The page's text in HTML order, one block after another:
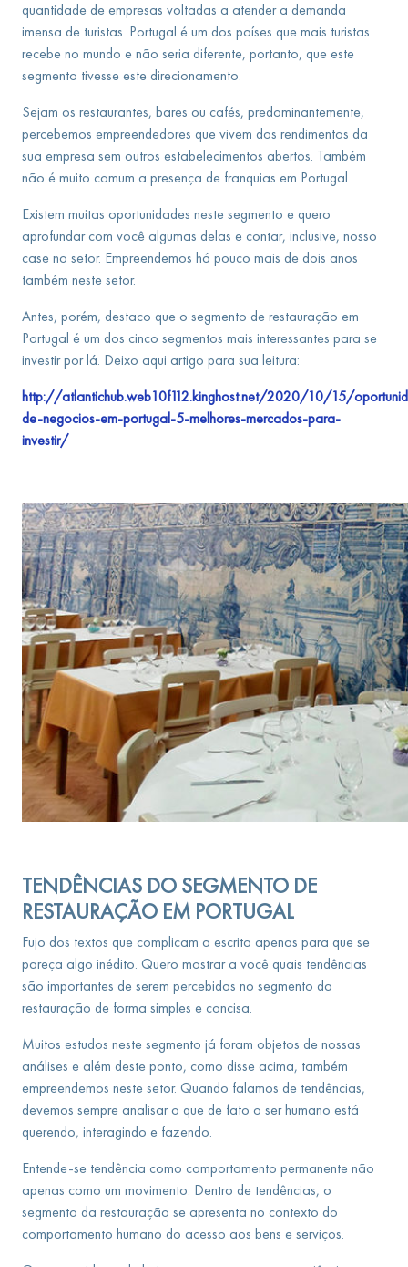
quantidade de empresas voltadas a atender a demanda
imensa de turistas. Portugal é um dos países que mais turistas
recebe no mundo e não seria diferente, portanto, que este
segmento tivesse este direcionamento.
Sejam os restaurantes, bares ou cafés, predominantemente,
percebemos empreendedores que vivem dos rendimentos da
sua empresa sem outros estabelecimentos abertos. Também
não é muito comum a presença de franquias em Portugal.
Existem muitas oportunidades neste segmento e quero
aprofundar com você algumas delas e contar, inclusive, nosso
case no setor. Empreendemos há pouco mais de dois anos
também neste setor.
Antes, porém, destaco que o segmento de restauração em
Portugal é um dos cinco segmentos mais interessantes para se
investir por lá. Deixo aqui artigo para sua leitura:
http://atlantichub.web10f112.kinghost.net/2020/10/15/
de-negocios-em-portugal-5-melhores-mercados-para-
investir/
TENDÊNCIAS DO SEGMENTO DE
RESTAURAÇÃO EM PORTUGAL
Fujo dos textos que complicam a escrita apenas para que se
pareça algo inédito. Quero mostrar a você quais tendências
são importantes de serem percebidas no segmento da
restauração de forma simples e concisa.
Muitos estudos neste segmento já foram objetos de nossas
análises e além deste ponto, como disse acima, também
empreendemos neste setor. Quando falamos de tendências,
devemos sempre analisar o que de fato o ser humano está
querendo, interagindo e fazendo.
Entende-se tendência como comportamento permanente não
apenas como um movimento. Dentro de tendências, o
segmento da restauração se apresenta no contexto do
comportamento humano do acesso aos bens e serviços.